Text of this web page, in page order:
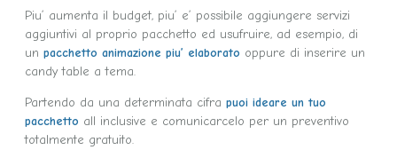
Piu’ aumenta il budget, piu’ e’ possibile aggiungere servizi
aggiuntivi al proprio pacchetto ed usufruire, ad esempio, di
un pacchetto animazione piu’ elaborato oppure di inserire un
candy table a tema.
Partendo da una determinata cifra puoi ideare un tuo
pacchetto all inclusive e comunicarcelo per un preventivo
totalmente gratuito.